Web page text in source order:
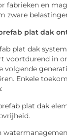
fabrieken en
zware
plat dak
plat dak
voortdurend in
volgende
Enkele
plat dak